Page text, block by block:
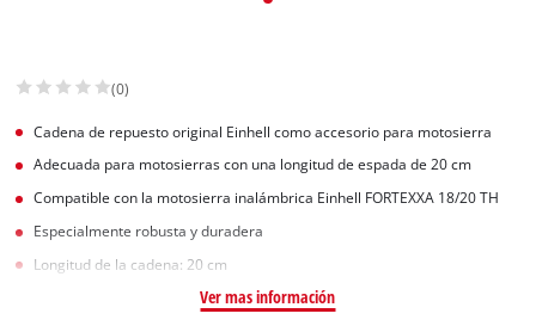
(0)
Cadena de repuesto original Einhell como accesorio para motosierra
Adecuada para motosierras con una longitud de espada de 20 cm
Compatible con la motosierra inalámbrica Einhell FORTEXXA 18/20 TH
Especialmente robusta y duradera
Longitud de la cadena: 20 cm
Ver mas información